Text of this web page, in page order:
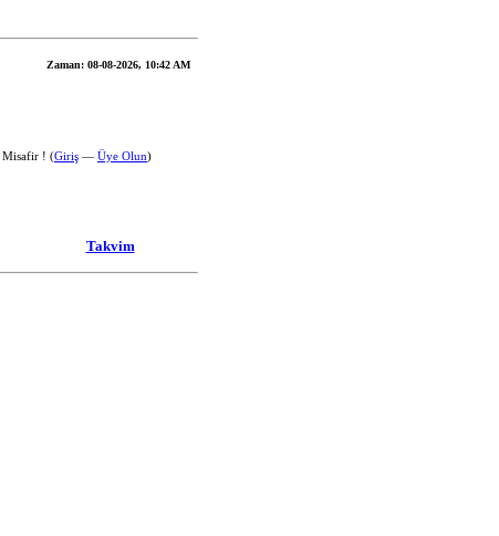
Zaman: 08-08-2026, 10:42 AM
Misafir ! (Giriş — Üye Olun)
Takvim